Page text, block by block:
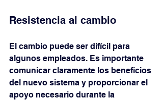
Resistencia al cambio
El cambio puede ser difícil para
algunos empleados. Es importante
comunicar claramente los beneficios
del nuevo sistema y proporcionar el
apoyo necesario durante la